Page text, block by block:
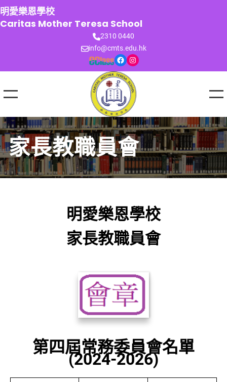
跳
至
主
明愛樂恩學校
Caritas Mother Teresa School
2310 0440
info@cmts.edu.hk
Facebook Instagram
家長教職員會
明愛樂恩學校
家長教職員會
第四屆常務委員會名單
(2024-2026)